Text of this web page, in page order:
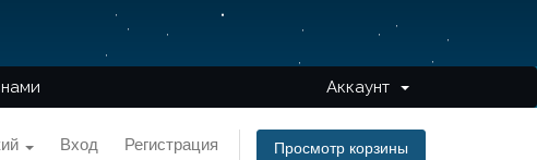
Аккаунт
Вход Регистрация Просмотр корзины